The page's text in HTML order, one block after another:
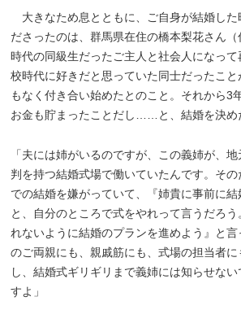
大きなため息とともに、ご自身が結婚した
ださったのは、群馬県在住の橋本梨花さん
時代の同級生だったご主人と社会人になっ
校時代に好きだと思っていた同士だったこ
もなく付き合い始めたとのこと。それから3
お金も貯まったことだし……と、結婚を決め
「夫には姉がいるのですが、この義姉が、
判を持つ結婚式場で働いていたんです。そ
での結婚を嫌がっていて、『姉貴に事前に結
と、自分のところで式をやれって言うだろ
れないように結婚のプランを進めよう』と
のご両親にも、親戚筋にも、式場の担当者
し、結婚式ギリギリまで義姉には知らせな
すよ」